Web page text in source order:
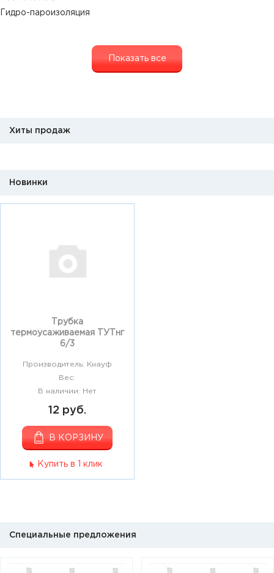
Гидро-пароизоляция
Показать все
Хиты продаж
Новинки
Трубка
термоусаживаемая ТУТнг
6/3
Производитель: Кнауф
Вес:
В наличии: Нет
12 руб.
В КОРЗИНУ
Купить в 1 клик
Специальные предложения